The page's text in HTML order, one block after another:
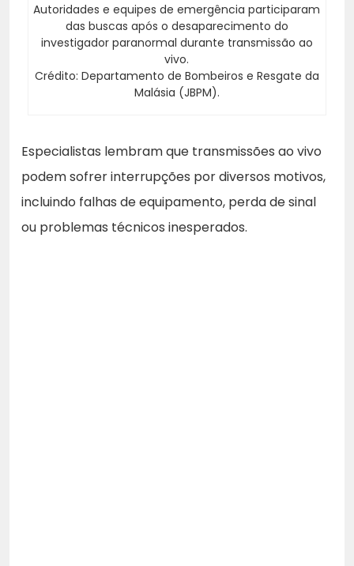
Autoridades e equipes de emergência participaram
das buscas após o desaparecimento do
investigador paranormal durante transmissão ao
vivo.
Crédito: Departamento de Bombeiros e Resgate da
Malásia (JBPM).
Especialistas lembram que transmissões ao vivo
podem sofrer interrupções por diversos motivos,
incluindo falhas de equipamento, perda de sinal
ou problemas técnicos inesperados.